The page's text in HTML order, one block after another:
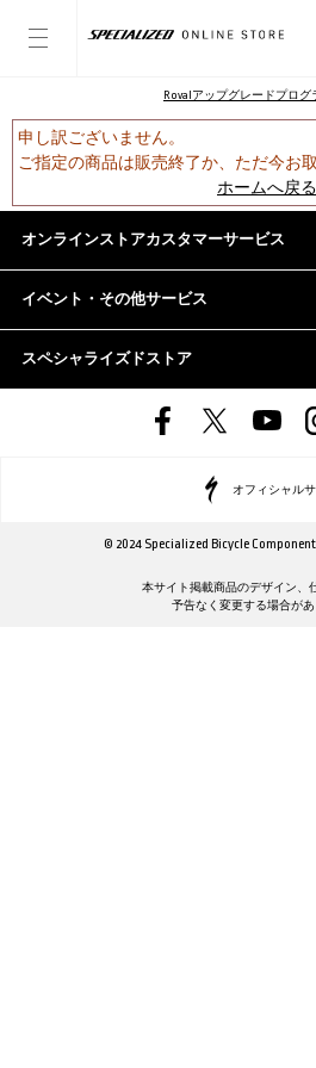
Rovalアップグレードプログ
申し訳ございません。
ご指定の商品は販売終了か、ただ今お
ホームへ戻る
オンラインストアカスタマーサービス
イベント・その他サービス
スペシャライズドストア
オフィシャルサ
© 2024 Specialized Bicycle
本サイト掲載商品のデザイン、
予告なく変更する場合があ